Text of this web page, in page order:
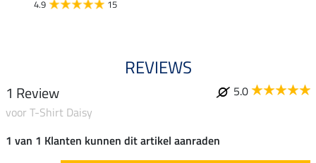
4.9 15
REVIEWS
1 Review
5.0
voor T-Shirt Daisy
1 van 1 Klanten kunnen dit artikel aanraden